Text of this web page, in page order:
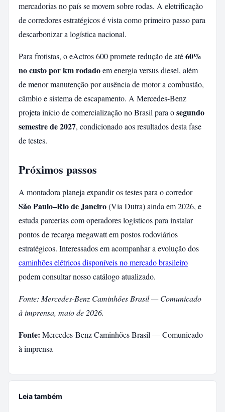
mercadorias no país se movem sobre rodas. A eletrificação
de corredores estratégicos é vista como primeiro passo para
descarbonizar a logística nacional.
Para frotistas, o eActros 600 promete redução de até60%
no custo por km rodadoem energia versus diesel, além
de menor manutenção por ausência de motor a combustão,
câmbio e sistema de escapamento. A Mercedes-Benz
projeta início de comercialização no Brasil para osegundo
semestre de 2027, condicionado aos resultados desta fase
de testes.
Próximos passos
A montadora planeja expandir os testes para o corredor
São Paulo–Rio de Janeiro(Via Dutra) ainda em 2026, e
estuda parcerias com operadores logísticos para instalar
pontos de recarga megawatt em postos rodoviários
estratégicos. Interessados em acompanhar a evolução dos
caminhões elétricos disponíveis no mercado brasileiro
podem consultar nosso catálogo atualizado.
Fonte: Mercedes-Benz Caminhões Brasil — Comunicado
à imprensa, maio de 2026.
Fonte: Mercedes-Benz Caminhões Brasil — Comunicado
à imprensa
Leia também